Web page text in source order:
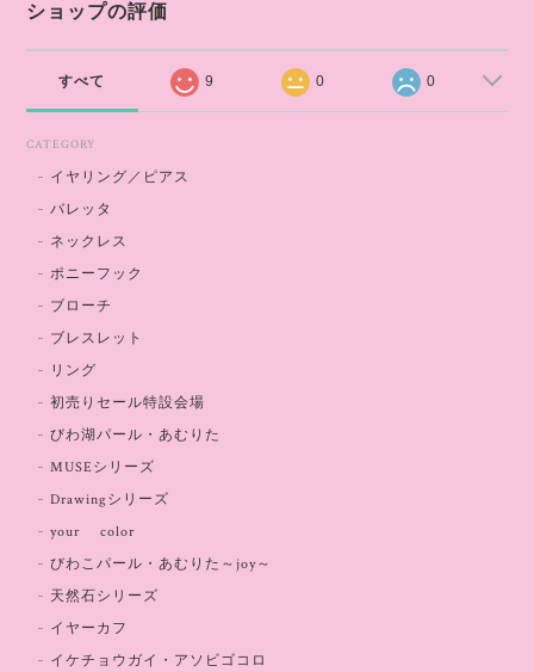
ショップの評価
すべて 9 0 0
CATEGORY
イヤリング／ピアス
バレッタ
ネックレス
ポニーフック
ブローチ
ブレスレット
リング
初売りセール特設会場
びわ湖パール・あむりた
MUSEシリーズ
Drawingシリーズ
your color
びわこパール・あむりた～joy～
天然石シリーズ
イヤーカフ
イケチョウガイ・アソビゴコロ